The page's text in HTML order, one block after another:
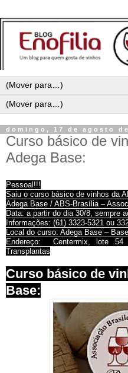
domingo, 17 de agosto
Curso básico de
Adega Base:
Pessoal!!!
Saiu o curso básico de vinhos da
Adega Base / ABS-Brasília –
Data: a partir do dia 30/8, sempre
Informações: (61) 3323-5321 ou
Local do curso: Adega Base –
Endereço: Centermix, lote
Transplantas
Curso básico de
Base: